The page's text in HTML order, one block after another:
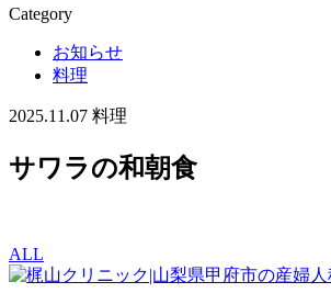
Category
お知らせ
料理
2025.11.07 料理
サワラの和朝食
ALL